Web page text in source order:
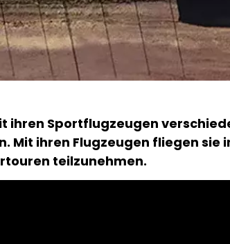
ihren Sportflugzeugen
Mit ihren Flugzeugen fliegen
teilzunehmen.